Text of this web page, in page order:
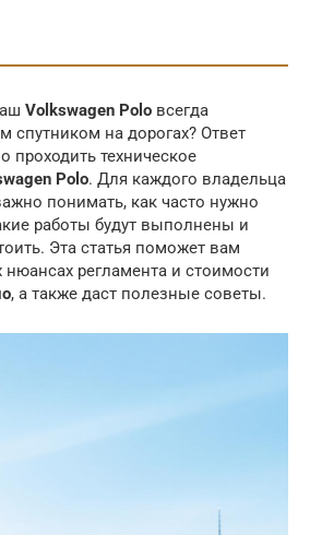
Volkswagen Polo всегда
спутником на дорогах? Ответ
проходить техническое
Polo. Для каждого владельца
понимать, как часто нужно
работы будут выполнены и
Эта статья поможет вам
нюансах регламента и стоимости
, а также даст полезные советы.